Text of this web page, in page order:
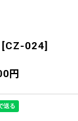
[CZ-024]
円